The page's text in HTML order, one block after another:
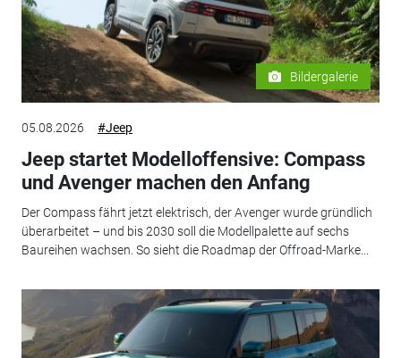
Bildergalerie
05.08.2026 #Jeep
Jeep startet Modelloffensive: Compass
und Avenger machen den Anfang
Der Compass fährt jetzt elektrisch, der Avenger wurde gründlich
überarbeitet – und bis 2030 soll die Modellpalette auf sechs
Baureihen wachsen. So sieht die Roadmap der Offroad-Marke...